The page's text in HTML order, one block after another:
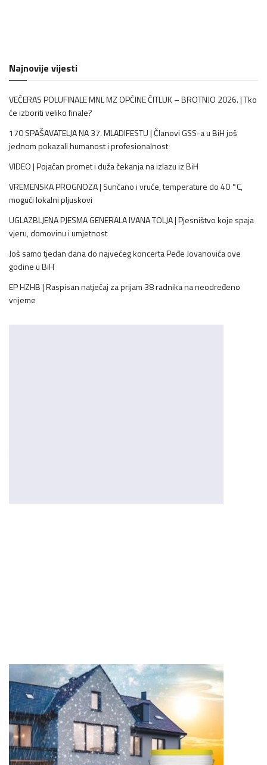
Najnovije vijesti
VEČERAS POLUFINALE MNL MZ OPĆINE ČITLUK – BROTNJO 2026. | Tko
će izboriti veliko finale?
170 SPAŠAVATELJA NA 37. MLADIFESTU | Članovi GSS-a u BiH još
jednom pokazali humanost i profesionalnost
VIDEO | Pojačan promet i duža čekanja na izlazu iz BiH
VREMENSKA PROGNOZA | Sunčano i vruće, temperature do 40 °C,
mogući lokalni pljuskovi
UGLAZBLJENA PJESMA GENERALA IVANA TOLJA | Pjesništvo koje spaja
vjeru, domovinu i umjetnost
Još samo tjedan dana do najvećeg koncerta Peđe Jovanovića ove
godine u BiH
EP HZHB | Raspisan natječaj za prijam 38 radnika na neodređeno
vrijeme